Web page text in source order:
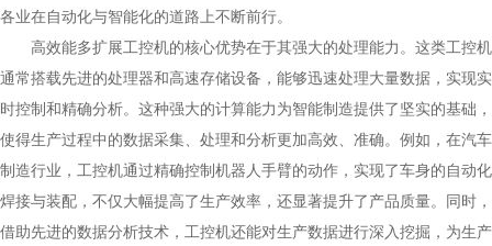
各业在自动化与智能化的道路上不断前行。
高效能多扩展工控机的核心优势在于其强大的处理能力。这类工控机
通常搭载先进的处理器和高速存储设备，能够迅速处理大量数据，实现实
时控制和精确分析。这种强大的计算能力为智能制造提供了坚实的基础，
使得生产过程中的数据采集、处理和分析更加高效、准确。例如，在汽车
制造行业，工控机通过精确控制机器人手臂的动作，实现了车身的自动化
焊接与装配，不仅大幅提高了生产效率，还显著提升了产品质量。同时，
借助先进的数据分析技术，工控机还能对生产数据进行深入挖掘，为生产